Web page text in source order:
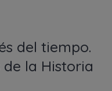
del tiempo.
de la Historia